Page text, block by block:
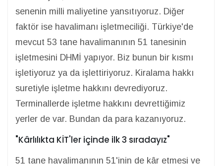
senenin milli maliyetine yansıtıyoruz. Diğer
faktör ise havalimanı işletmeciliği. Türkiye'de
mevcut 53 tane havalimanının 51 tanesinin
işletmesini DHMİ yapıyor. Biz bunun bir kısmı
işletiyoruz ya da işlettiriyoruz. Kiralama hakkı
suretiyle işletme hakkını devrediyoruz.
Terminallerde işletme hakkını devrettiğimiz
yerler de var. Bundan da para kazanıyoruz.
"Kârlılıkta KİT'ler içinde ilk 3 sıradayız"
51 tane havalimanının 51'inin de kâr etmesi ve